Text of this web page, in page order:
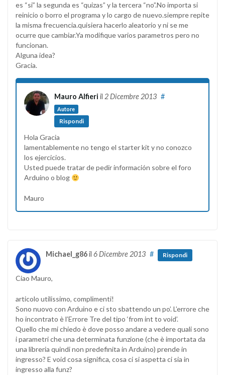
es “si” la segunda es “quizas” y la tercera “no”.No importa si
reinicio o borro el programa y lo cargo de nuevo.siempre repite
la misma frecuencia.quisiera hacerlo aleatorio y ni se me
ocurre que cambiar.Ya modifique varios parametros pero no
funcionan.
Alguna idea?
Gracia.
Mauro Alfieri il 2 Dicembre 2013
Autore
#
Rispondi
Hola Gracia
lamentablemente no tengo el starter kit y no conozco
los ejercicios.
Usted puede tratar de pedir información sobre el foro
Arduino o blog
Mauro
Michael_g86il 6 Dicembre 2013 # Rispondi
Ciao Mauro,
articolo utilissimo, complimenti!
Sono nuovo con Arduino e ci sto sbattendo un po’. L’errore che
ho incontrato è l’Errore Tre del tipo ‘from int to void’.
Quello che mi chiedo è dove posso andare a vedere quali sono
i parametri che una determinata funzione (che è importata da
una libreria quindi non predefinita in Arduino) prende in
ingresso? E void cosa significa, cosa ci si aspetta ci sia in
ingresso alla funz?